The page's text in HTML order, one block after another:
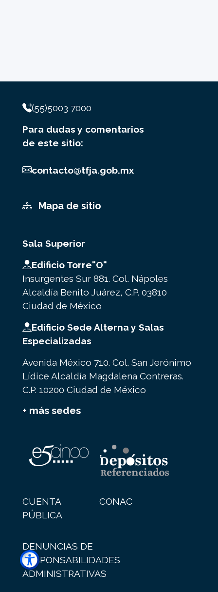
(55)5003 7000
Para dudas y comentarios
de este sitio:
contacto@tfja.gob.mx
Mapa de sitio
Sala Superior
Edificio Torre"O"
Insurgentes Sur 881. Col. Nápoles
Alcaldía Benito Juárez, C.P. 03810
Ciudad de México
Edificio Sede Alterna y Salas
Especializadas
Avenida México 710. Col. San Jerónimo
Lídice Alcaldía Magdalena Contreras.
C.P. 10200 Ciudad de México
+ más sedes
CUENTA
PÚBLICA
CONAC
DENUNCIAS DE
RESPONSABILIDADES
ADMINISTRATIVAS